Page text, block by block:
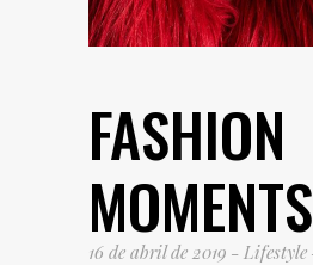
FASHION
MOMENTS
16 de abril de 2019 Lifestyle